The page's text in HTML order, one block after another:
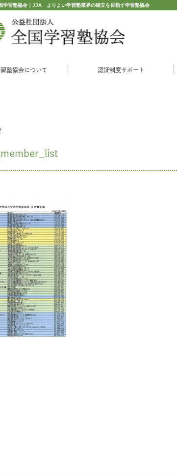
学習塾協会｜JJA よりよい学習塾業界の確立を目指す学習塾協会
塾協会について 認証制度サポート